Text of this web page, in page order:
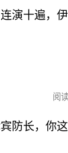
演十遍，
阅
防长，你